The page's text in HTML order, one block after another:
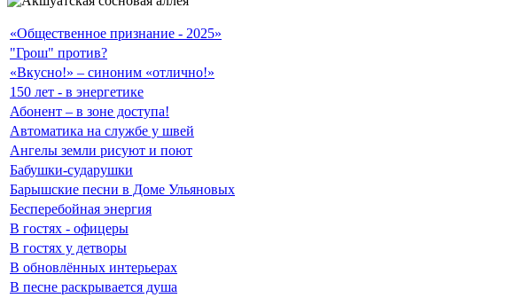
«Общественное признание - 2025»
"Грош" против?
«Вкусно!» – синоним «отлично!»
150 лет - в энергетике
Абонент – в зоне доступа!
Автоматика на службе у швей
Ангелы земли рисуют и поют
Бабушки-сударушки
Барышские песни в Доме Ульяновых
Бесперебойная энергия
В гостях - офицеры
В гостях у детворы
В обновлённых интерьерах
В песне раскрывается душа